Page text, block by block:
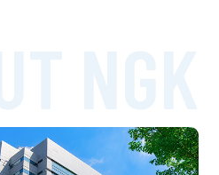
NGK